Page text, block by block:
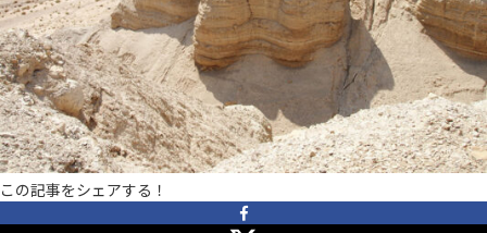
IT・メディア
地域・観光
OTEMON VIEWについて
サイトポリシー
この記事をシェアする！